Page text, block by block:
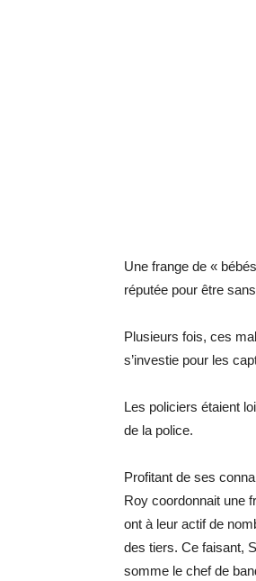
Une frange de «
réputée pour être
Plusieurs fois, ces
s’investie pour les
Les policiers étaient
de la police.
Profitant de ses
Roy coordonnait une
ont à leur actif de
des tiers. Ce faisant,
somme le chef de